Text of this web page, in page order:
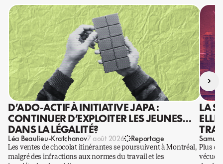
D’ADO-ACTIF À INITIATIVE JAPA :
CONTINUER D’EXPLOITER LES JEUNES…
DANS LA LÉGALITÉ?
Léa Beaulieu-Kratchanov7 août 2026 Reportage
Les ventes de chocolat itinérantes se poursuivent à Montréal,
malgré des infractions aux normes du travail et les
LA
Plus
vécues
›